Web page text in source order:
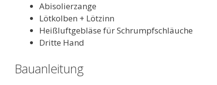
Abisolierzange
Lötkolben + Lötzinn
Heißluftgebläse für Schrumpfschläuche
Dritte Hand
Bauanleitung